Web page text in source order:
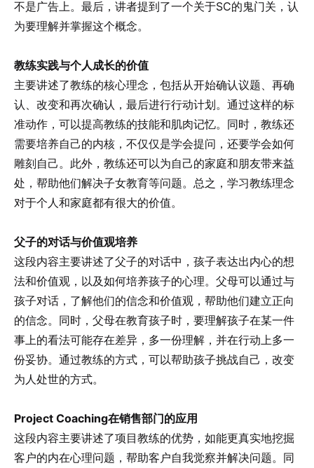
不是广告上。最后，讲者提到了一个关于SC的鬼门关，认
为要理解并掌握这个概念。
教练实践与个人成长的价值
主要讲述了教练的核心理念，包括从开始确认议题、再确
认、改变和再次确认，最后进行行动计划。通过这样的标
准动作，可以提高教练的技能和肌肉记忆。同时，教练还
需要培养自己的内核，不仅仅是学会提问，还要学会如何
雕刻自己。此外，教练还可以为自己的家庭和朋友带来益
处，帮助他们解决子女教育等问题。总之，学习教练理念
对于个人和家庭都有很大的价值。
父子的对话与价值观培养
这段内容主要讲述了父子的对话中，孩子表达出内心的想
法和价值观，以及如何培养孩子的心理。父母可以通过与
孩子对话，了解他们的信念和价值观，帮助他们建立正向
的信念。同时，父母在教育孩子时，要理解孩子在某一件
事上的看法可能存在差异，多一份理解，并在行动上多一
份妥协。通过教练的方式，可以帮助孩子挑战自己，改变
为人处世的方式。
Project Coaching在销售部门的应用
这段内容主要讲述了项目教练的优势，如能更真实地挖掘
客户的内在心理问题，帮助客户自我觉察并解决问题。同